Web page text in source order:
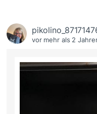
vor mehr als 2